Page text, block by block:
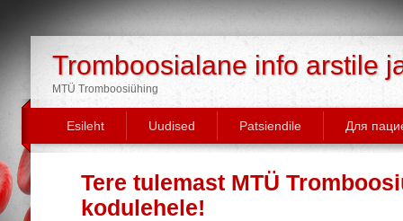
Tromboosialane info arstile
MTÜ Tromboosiühing
Esileht Uudised Patsiendile Для
Tere tulemast MTÜ
kodulehele!